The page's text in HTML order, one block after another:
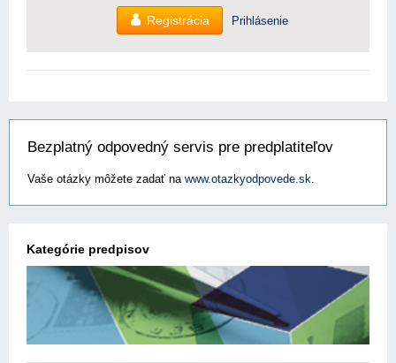
Registrácia Prihlásenie
Bezplatný odpovedný servis pre predplatiteľov
Vaše otázky môžete zadať na www.otazkyodpovede.sk.
Kategórie predpisov